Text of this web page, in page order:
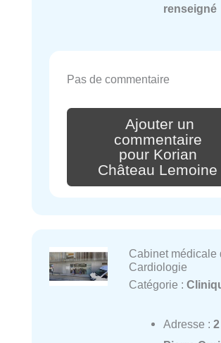
renseigné
Pas de commentaire
Ajouter un
commentaire
pour Korian
Château Lemoine
Cabinet médicale
Cardiologie
Catégorie :
Adresse :